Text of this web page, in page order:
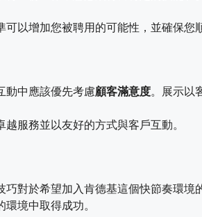
可以增加您被聘用的可能性，並確保您
動中應該優先考慮顧客滿意度。展示以
越服務並以友好的方式與客戶互動。
巧對於希望加入肯德基這個快節奏環
境中取得成功。